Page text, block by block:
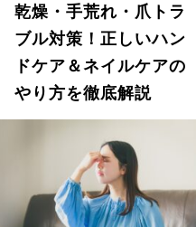
乾燥・手荒れ・爪トラ
ブル対策！正しいハン
ドケア＆ネイルケアの
やり方を徹底解説